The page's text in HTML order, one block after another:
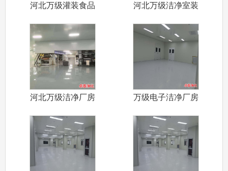
河北万级灌装食品
河北万级洁净室装
河北万级洁净厂房
万级电子洁净厂房